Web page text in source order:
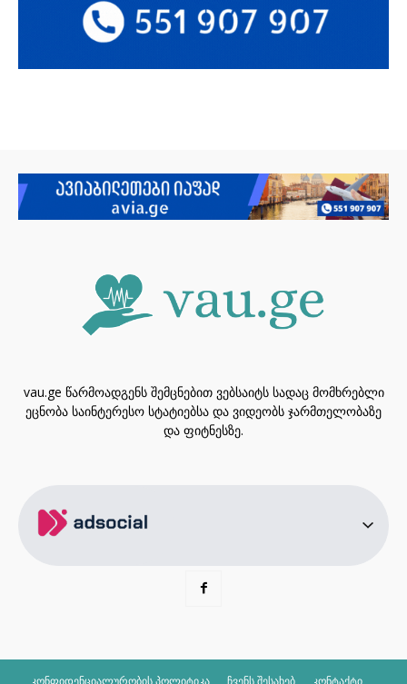
vau.ge წარმოადგენს შემცნებით ვებსაიტს სადაც მომხრებლი
ეცნობა საინტერესო სტატიებსა და ვიდეობს ჯარმთელობაზე
და ფიტნესზე.
კონფიდენციალურობის პოლიტიკა ჩვენს შესახებ კონტაქტი